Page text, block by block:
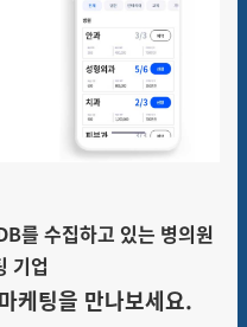
를 수집하고 있는 병의원
기업
케팅을 만나보세요.